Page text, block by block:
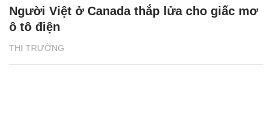
THỊ TRƯỜNG
Người Việt ở Canada thắp lửa cho giấc mơ
ô tô điện